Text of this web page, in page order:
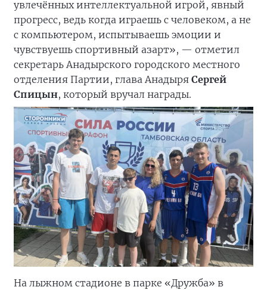
увлечённых интеллектуальной игрой, явный
прогресс, ведь когда играешь с человеком, а не
с компьютером, испытываешь эмоции и
чувствуешь спортивный азарт», — отметил
секретарь Анадырского городского местного
отделения Партии, глава Анадыря Сергей
Спицын, который вручал награды.
На лыжном стадионе в парке «Дружба» в